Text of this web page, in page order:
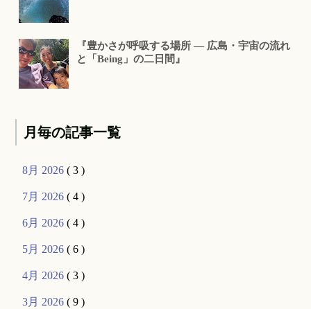
『豊かさが呼吸する場所 ― 広島・宇宙の流れ
と「Being」の二日間』
月毎の記事一覧
8月 2026( 3 )
7月 2026( 4 )
6月 2026( 4 )
5月 2026( 6 )
4月 2026( 3 )
3月 2026( 9 )